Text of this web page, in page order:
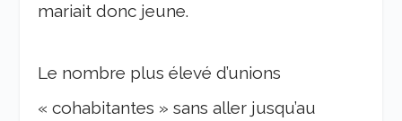
mariait donc jeune.
Le nombre plus élevé d’unions
« cohabitantes » sans aller jusqu’au